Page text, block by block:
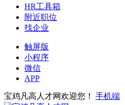
HR工具箱
附近职位
找企业
触屏版
小程序
微信
APP
宝鸡凡高人才网欢迎您！ 手机端